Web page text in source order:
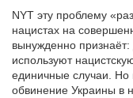
NYT эту проблему
нацистах на
вынужденно
используют
единичные случаи. Но
обвинение Украины в